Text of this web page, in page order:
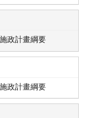
政計畫綱要
政計畫綱要